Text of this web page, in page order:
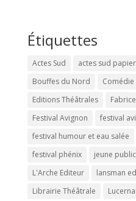
Étiquettes
Actes Sud actes sud
Bouffes du Nord
Comédie
Editions Théâtrales
Festival Avignon
festival
festival humour et eau salée
festival phénix
jeune public
L'Arche Editeur
lansman
Librairie Théâtrale